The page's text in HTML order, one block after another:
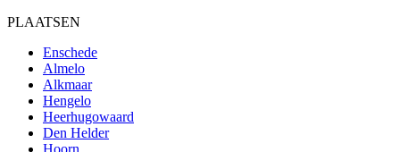
PLAATSEN
Enschede
Almelo
Alkmaar
Hengelo
Heerhugowaard
Den Helder
Hoorn